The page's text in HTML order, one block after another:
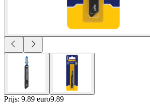
Prijs: 9.89 euro9.89